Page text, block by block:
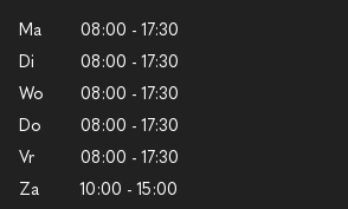
Ma
08:00 - 17:30
Di
08:00 - 17:30
Wo
08:00 - 17:30
Do
08:00 - 17:30
Vr
08:00 - 17:30
Za
10:00 - 15:00